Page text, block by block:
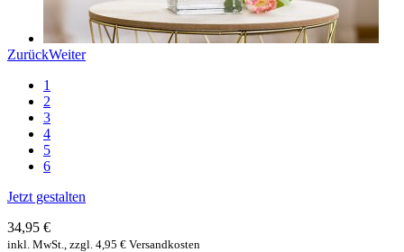
ZurückWeiter
1
2
3
4
5
6
Jetzt gestalten
34,95 €
inkl. MwSt., zzgl. 4,95 € Versandkosten